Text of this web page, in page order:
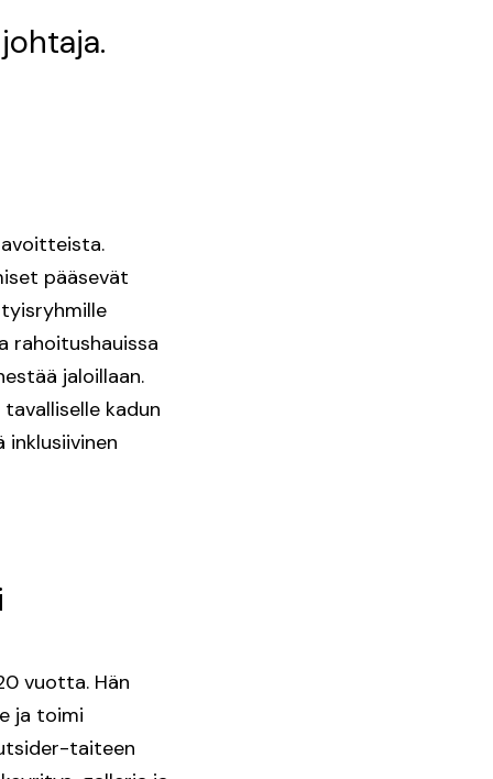
pääsevät
rahoitushauissa
jaloillaan.
kadun
vuotta. Hän
ja toimi
taiteen